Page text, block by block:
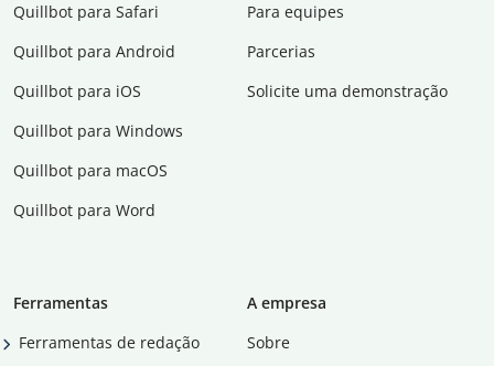
Quillbot para Safari
Quillbot para Android
Quillbot para iOS
Quillbot para Windows
Quillbot para macOS
Quillbot para Word
Para equipes
Parcerias
Solicite uma demonstração
Ferramentas
Ferramentas de redação
A empresa
Sobre